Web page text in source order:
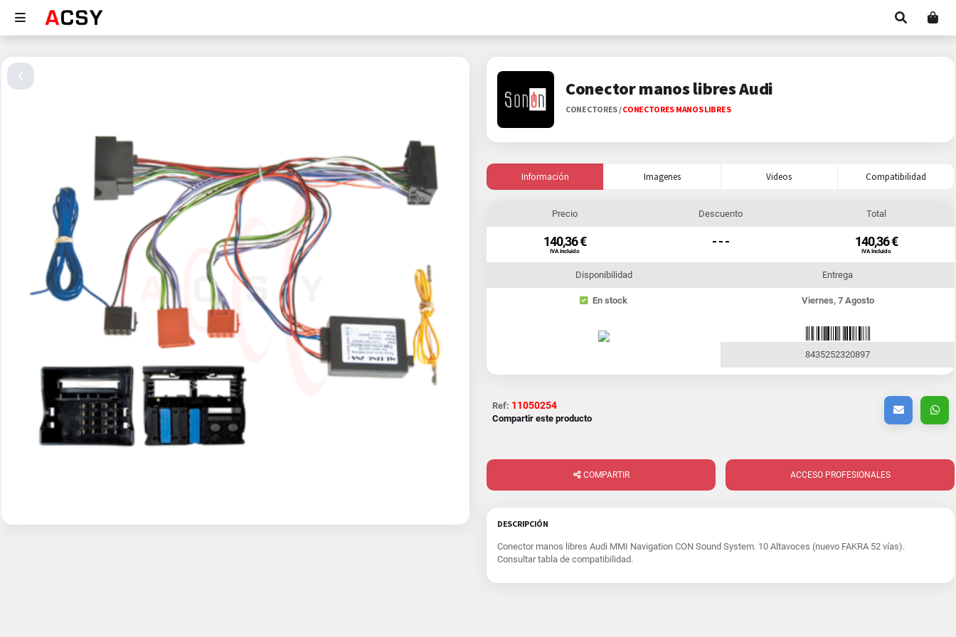
Conector manos libres Audi
CONECTORES/CONECTORES MANOS LIBRES
Información Imagenes Videos Compatibilidad
Precio
140,36 €
IVA Incluido
Descuento
- - -
Total
140,36 €
IVA Incluido
Disponibilidad
En stock
Entrega
Viernes, 7 Agosto
8435252320897
Ref: 11050254
Compartir este producto
COMPARTIR ACCESO PROFESIONALES
DESCRIPCIÓN
Conector manos libres Audi MMI Navigation CON Sound System. 10 Altavoces (nuevo FAKRA 52 vías).
Consultar tabla de compatibilidad.